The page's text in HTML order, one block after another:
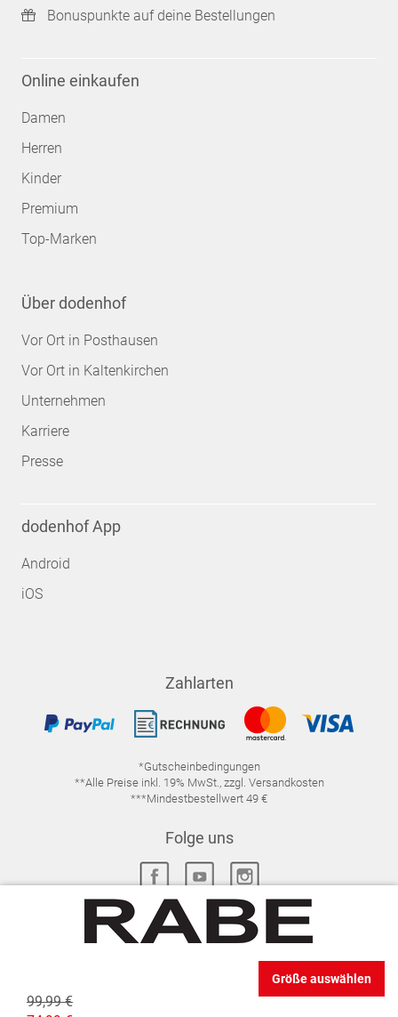
99,99 €
Größe auswählen
Bonuspunkte auf deine Bestellungen
Online einkaufen
Damen
Herren
Kinder
Premium
Top-Marken
Über dodenhof
Vor Ort in Posthausen
Vor Ort in Kaltenkirchen
Unternehmen
Karriere
Presse
dodenhof App
Android
iOS
Zahlarten
*Gutscheinbedingungen
**Alle Preise inkl. 19% MwSt., zzgl. Versandkosten
***Mindestbestellwert 49 €
Folge uns
DATENSCHUTZ-EINSTELLUNGEN
WIDERRUFSRECHT